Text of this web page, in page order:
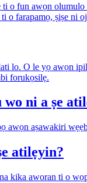
ti o fun awọn
o farapamọ, ṣiṣe ni
lo. O le yọ awọn
forukọsilẹ.
ni a ṣe
awọn aṣawakiri
atilẹyin?
kika aworan ti o